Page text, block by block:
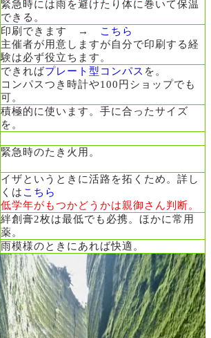
緊急時には雨を避けたり体に巻いて保温
できる。
印刷できます →
こちら
主催者が用意しますが自分で印刷する経
験は必ず役立ちます。
できればプレート型コンパス を。
コンパスつき時計や100円ショップでも
可。
積極的に使います。手に合ったサイズ
を。
緊急時のたき火用。
イザというときに活路を拓くため。詳し
くは こちら
低学年がもつかどうかは親御さん判断。
絆創膏2枚は最低でも必携。ほかに常用
薬。
雨模様のときにあれば快適。